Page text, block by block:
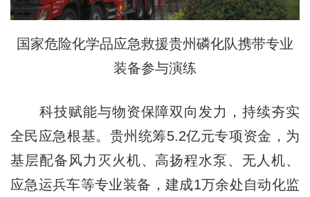
国家危险化学品应急救援贵州磷化队携带专业
装备参与演练
科技赋能与物资保障双向发力，持续夯实
全民应急根基。贵州统筹5.2亿元专项资金，为
基层配备风力灭火机、高扬程水泵、无人机、
应急运兵车等专业装备，建成1万余处自动化监